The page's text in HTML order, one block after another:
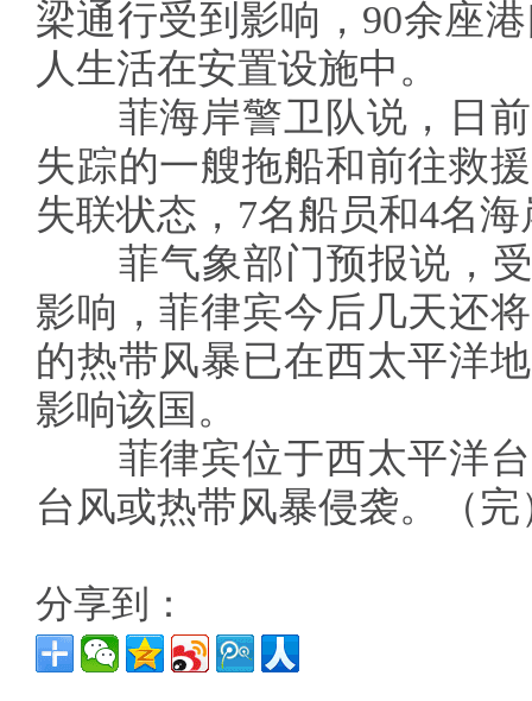
梁通行受到影响，90余座
人生活在安置设施中。
菲海岸警卫队说，日前
失踪的一艘拖船和前往救
失联状态，7名船员和4名
菲气象部门预报说，受
影响，菲律宾今后几天还
的热带风暴已在西太平洋
影响该国。
菲律宾位于西太平洋台
台风或热带风暴侵袭。（完
分享到：